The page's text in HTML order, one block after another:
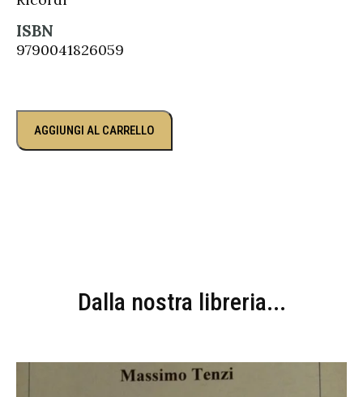
ISBN
9790041826059
AGGIUNGI AL CARRELLO
Dalla nostra libreria...